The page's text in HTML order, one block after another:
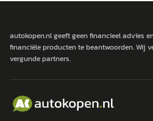
autokopen.nl geeft geen financieel advies
financiële producten te beantwoorden. Wij
vergunde partners.